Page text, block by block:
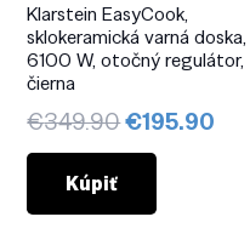
Klarstein EasyCook,
sklokeramická varná doska,
6100 W, otočný regulátor,
čierna
€349.90Pôvodná
cena
€349.90.
€195.90
Kúpiť